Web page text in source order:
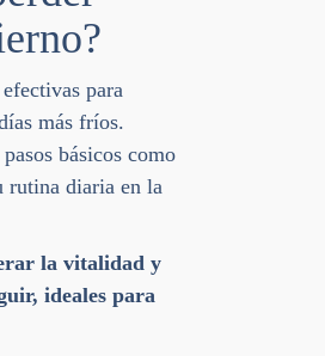
para
más fríos.
básicos como
rutina diaria en la
la vitalidad y
ideales para